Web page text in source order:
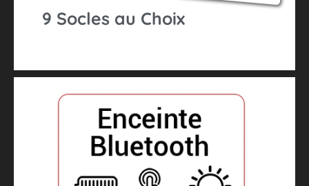
9 Socles au Choix